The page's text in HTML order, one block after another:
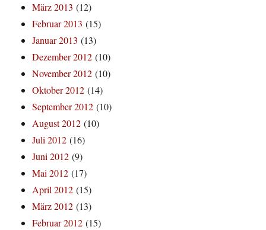
März 2013 (12)
Februar 2013 (15)
Januar 2013 (13)
Dezember 2012 (10)
November 2012 (10)
Oktober 2012 (14)
September 2012 (10)
August 2012 (10)
Juli 2012 (16)
Juni 2012 (9)
Mai 2012 (17)
April 2012 (15)
März 2012 (13)
Februar 2012 (15)